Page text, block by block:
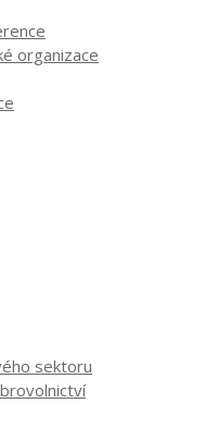
organizace
sektoru